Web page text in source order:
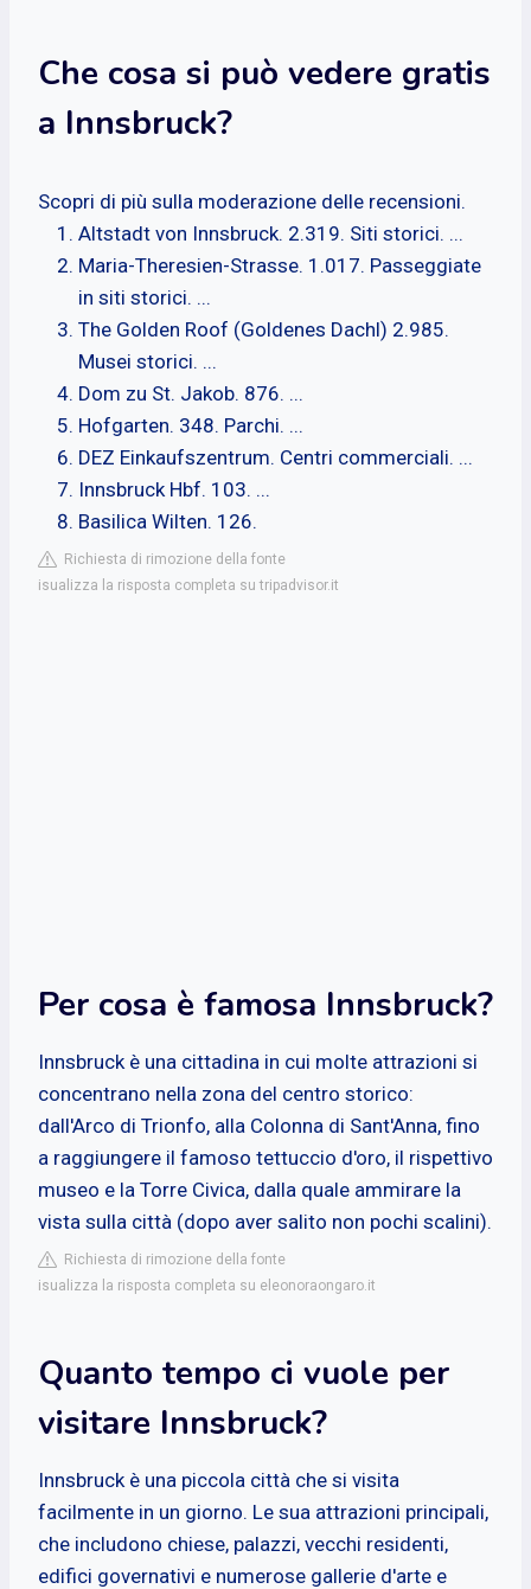
Che cosa si può vedere gratis
a Innsbruck?
Scopri di più sulla moderazione delle recensioni.
Altstadt von Innsbruck. 2.319. Siti storici. ...
Maria-Theresien-Strasse. 1.017. Passeggiate
in siti storici. ...
The Golden Roof (Goldenes Dachl) 2.985.
Musei storici. ...
Dom zu St. Jakob. 876. ...
Hofgarten. 348. Parchi. ...
DEZ Einkaufszentrum. Centri commerciali. ...
Innsbruck Hbf. 103. ...
Basilica Wilten. 126.
Richiesta di rimozione della fonte
isualizza la risposta completa su tripadvisor.it
Per cosa è famosa Innsbruck?
Innsbruck è una cittadina in cui molte attrazioni si
concentrano nella zona del centro storico:
dall'Arco di Trionfo, alla Colonna di Sant'Anna, fino
a raggiungere il famoso tettuccio d'oro, il rispettivo
museo e la Torre Civica, dalla quale ammirare la
vista sulla città (dopo aver salito non pochi scalini).
Richiesta di rimozione della fonte
isualizza la risposta completa su eleonoraongaro.it
Quanto tempo ci vuole per
visitare Innsbruck?
Innsbruck è una piccola città che si visita
facilmente in un giorno. Le sua attrazioni principali,
che includono chiese, palazzi, vecchi residenti,
edifici governativi e numerose gallerie d'arte e